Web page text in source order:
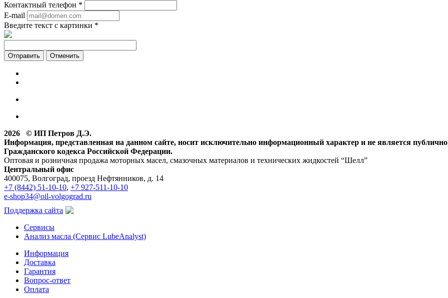
Контактный телефон *
E-mail
Введите текст с картинки *
Отменить
2026 © ИП Петров Д.Э.
Информация, представленная на данном сайте, носит исключительно информационный характер и не является
Гражданского кодекса Российской Федерации.
Оптовая и розничная продажа моторных масел, смазочных материалов и технических жидкостей “Шелл”
Центральный офис
400075, Волгоград, проезд Нефтянников, д. 14
+7 (8442) 51-10-10, +7 927-511-10-10
e-shop34@oil-volgograd.ru
Поддержка сайта
Сервисы
Анализ масла (Сервис LubeAnalyst)
Информация
Доставка
Гарантия
Вопрос-ответ
Оплата